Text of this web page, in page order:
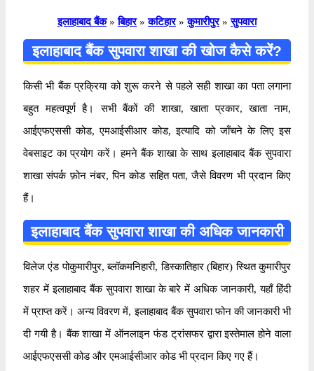
इलाहाबाद बैंक » बिहार » कटिहार » कुमारीपुर » सुपवारा
इलाहाबाद बैंक सुपवारा शाखा की खोज कैसे करें?
किसी भी बैंक प्रक्रिया को शुरू करने से पहले सही शाखा का पता लगाना
बहुत महत्वपूर्ण है। सभी बैंकों की शाखा, खाता प्रकार, खाता नाम,
आईएफएससी कोड, एमआईसीआर कोड, इत्यादि को जाँचने के लिए इस
वेबसाइट का प्रयोग करें। हमने बैंक शाखा के साथ इलाहाबाद बैंक सुपवारा
शाखा संपर्क फ़ोन नंबर, पिन कोड सहित पता, जैसे विवरण भी प्रदान किए
हैं।
इलाहाबाद बैंक सुपवारा शाखा की अधिक जानकारी
विलेज एंड पोकुमारीपुर, ब्लॉकमनिहारी, डिस्कातिहार (बिहार) स्थित कुमारीपुर
शहर में इलाहाबाद बैंक सुपवारा शाखा के बारे में अधिक जानकारी, यहाँ हिंदी
में प्राप्त करें। अन्य विवरण में, इलाहाबाद बैंक सुपवारा फोन की जानकारी भी
दी गयी है। बैंक शाखा में ऑनलाइन फंड ट्रांसफर द्वारा इस्तेमाल होने वाला
आईएफएससी कोड और एमआईसीआर कोड भी प्रदान किए गए हैं।